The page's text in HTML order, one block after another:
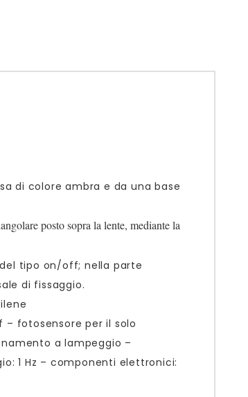
di colore ambra e da una base
posto sopra la lente, mediante la
tipo on/off; nella parte
di fissaggio.
fotosensore per il solo
a lampeggio –
1 Hz – componenti elettronici: